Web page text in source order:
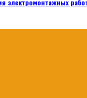
электромонтажных